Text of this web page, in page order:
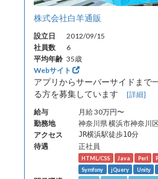
株式会社白羊通販
設立日
2012/09/15
社員数
6
平均年齢 35歳
Webサイト
アプリからサーバーサイドまで
る方を募集しています [詳細]
給与
月給 30万円〜
勤務地
神奈川県 横浜市神奈川
アクセス
JR横浜駅徒歩10分
待遇 正社員
HTML/CSS Java Perl
Symfony
jQuery Unity